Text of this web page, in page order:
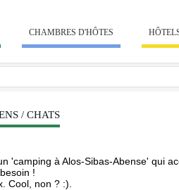
CHAMBRES D'HÔTES
/ CHATS
'camping à Alos-Sibas-Abense' qui
!
Cool, non ? :).